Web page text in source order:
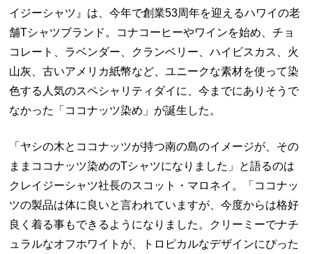
イジーシャツ』は、今年で創業53周年を迎えるハワイの老
舗Tシャツブランド。コナコーヒーやワインを始め、チョ
コレート、ラベンダー、クランベリー、ハイビスカス、火
山灰、古いアメリカ紙幣など、ユニークな素材を使って染
色する人気のスペシャリティダイに、今までにありそうで
なかった「ココナッツ染め」が誕生した。
「ヤシの木とココナッツが持つ南の島のイメージが、その
ままココナッツ染めのTシャツになりました」と語るのは
クレイジーシャツ社長のスコット・マロネイ。「ココナッ
ツの製品は体に良いと言われていますが、今度からは格好
良く着る事もできるようになりました。クリーミーでナチ
ュラルなオフホワイトが、トロピカルなデザインにぴった